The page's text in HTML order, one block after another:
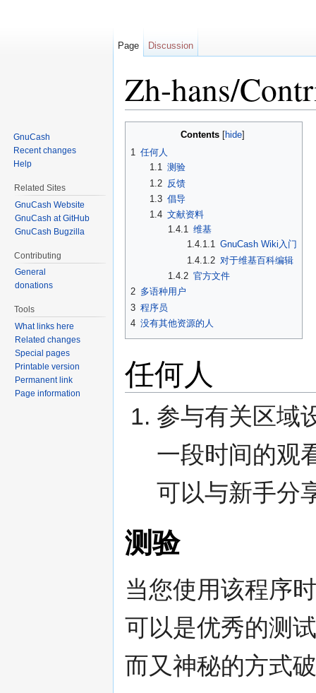
Zh-hans/
Contents[ hide]
1 任何人
1.1 测验
1.2
反馈
1.3 倡导
1.4 文献资料
1.4.1 维基
1.4.1.1 GnuCash Wiki入门
1.4.1.2 对于维基百科编辑
1.4.2 官方文件
2 多语种用户
3 程序员
4 没有其他资源的人
任何人
参与有关区域
一段时间的观
可以与新手分
测验
当您使用该程序
可以是优秀的测
而又神秘的方式
Page Discussion
GnuCash
Recent changes
Help
Related Sites
GnuCash Website
GnuCash at GitHub
GnuCash Bugzilla
Contributing
General
donations
Tools
What links here
Related changes
Special pages
Printable version
Permanent link
Page information